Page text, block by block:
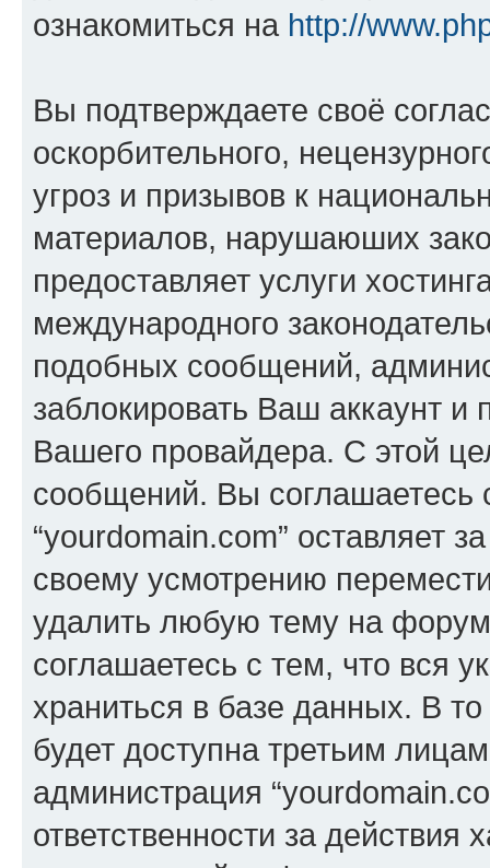
ознакомиться на http://
Вы подтверждаете своё
оскорбительного,
угроз и призывов к
материалов, нарушаюших
предоставляет услуги
международного
подобных сообщений,
заблокировать Ваш аккаунт и
Вашего провайдера. С этой
сообщений. Вы соглашаетесь
“yourdomain.com” оставляет
своему усмотрению
удалить любую тему на
соглашаетесь с тем, что вся
храниться в базе данных. В
будет доступна третьим
администрация
ответственности за действия